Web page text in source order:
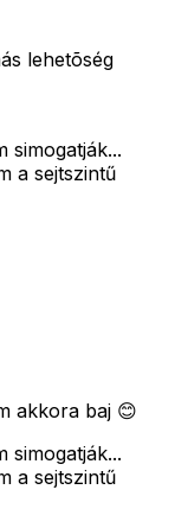
lehetõség
simogatják...
a sejtszintű
akkora baj 😊
simogatják...
a sejtszintű